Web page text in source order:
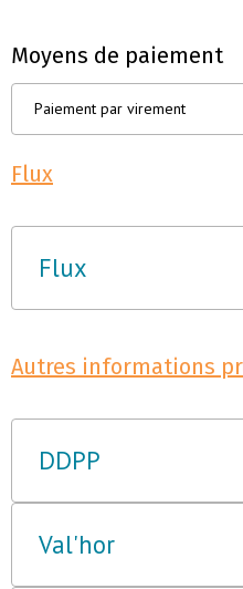
Moyens de paiement
Paiement par virement
Flux
Flux
Autres informations
DDPP
Val'hor